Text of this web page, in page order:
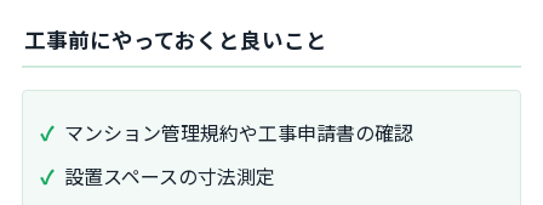
工事前にやっておくと良いこと
マンション管理規約や工事申請書の確認
設置スペースの寸法測定